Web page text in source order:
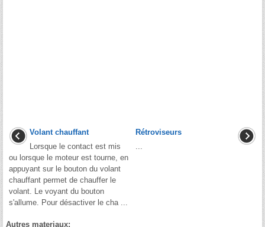
Volant chauffant
Lorsque le contact est mis
ou lorsque le moteur est tourne, en
appuyant sur le bouton du volant
chauffant permet de chauffer le
volant. Le voyant du bouton
s'allume. Pour désactiver le cha ...
Rétroviseurs
...
Autres materiaux: